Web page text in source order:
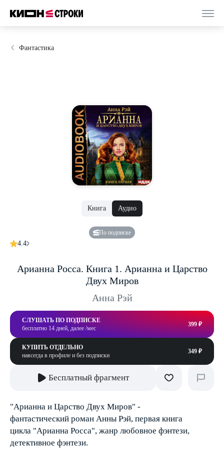
Фантастика
Книга Аудио
По подписке
4.4
Арианна Росса. Книга 1. Арианна и Царство
Двух Миров
Анна Рэй
СЛУШАТЬ ПО ПОДПИСКЕ
бесплатно 14 дней, далее /мес
399 ₽
КУПИТЬ ОТДЕЛЬНО
навсегда в профиле и без подписки
349 ₽
Бесплатный фрагмент
"Арианна и Царство Двух Миров" -
фантастический роман Анны Рэй, первая книга
цикла "Арианна Росса", жанр любовное фэнтези,
детективное фэнтези.